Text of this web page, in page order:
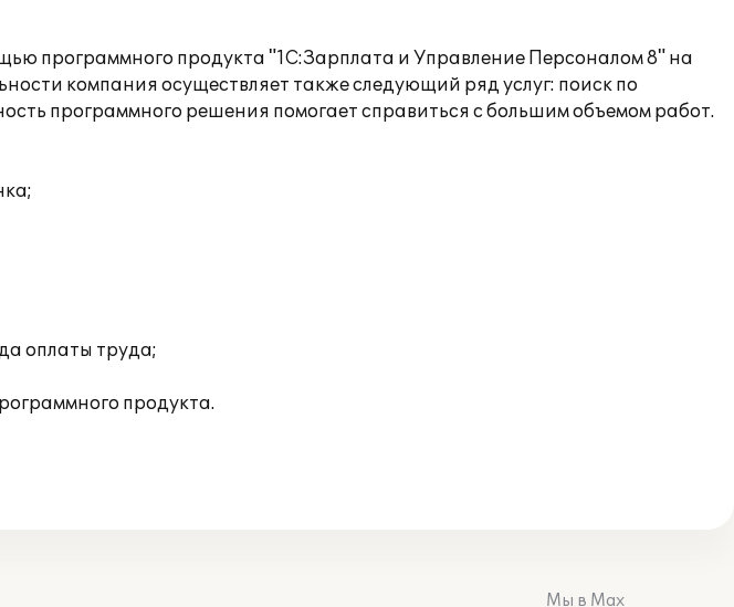
программного продукта "1С:Зарплата и Управление Персоналом 8" на
компания осуществляет также следующий ряд услуг: поиск по
программного решения помогает справиться с большим объемом работ.
оплаты труда;
продукта.
Мы в Max